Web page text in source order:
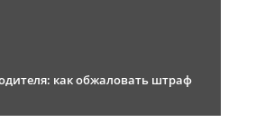
как обжаловать штраф